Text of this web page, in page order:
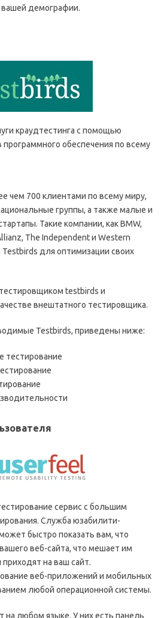
демографии.
краудтестинга с помощью
обеспечения по всему
чем 700 клиентами по всему миру,
группы, а также малые и
Такие компании, как BMW,
The Independent и Western
для оптимизации своих
testbirds и
внештатного тестировщика.
Testbirds, приведены ниже:
тестирование
сервис с большим
Служба юзабилити-
быстро показать вам, что
веб-сайта, что мешает им
на ваш сайт.
веб-приложений и мобильных
любой операционной системы.
на любом языке. У них есть панель